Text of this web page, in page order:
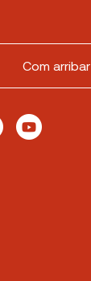
Com arribar